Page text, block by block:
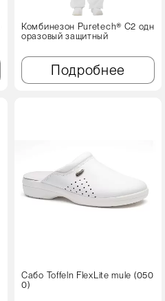
Комбинезон Puretech® C2 одн
оразовый защитный
Подробнее
Сабо Toffeln FlexLite mule (050
0)